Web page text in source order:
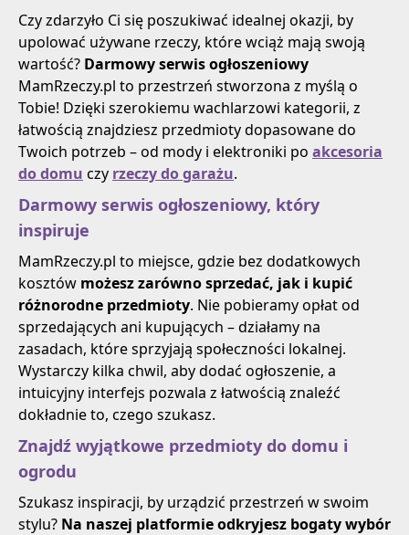
Czy zdarzyło Ci się poszukiwać idealnej okazji, by
upolować używane rzeczy, które wciąż mają swoją
wartość? Darmowy serwis ogłoszeniowy
MamRzeczy.pl to przestrzeń stworzona z myślą o
Tobie! Dzięki szerokiemu wachlarzowi kategorii, z
łatwością znajdziesz przedmioty dopasowane do
Twoich potrzeb – od mody i elektroniki po akcesoria
do domu czy rzeczy do garażu.
Darmowy serwis ogłoszeniowy, który
inspiruje
MamRzeczy.pl to miejsce, gdzie bez dodatkowych
kosztów możesz zarówno sprzedać, jak i kupić
różnorodne przedmioty. Nie pobieramy opłat od
sprzedających ani kupujących – działamy na
zasadach, które sprzyjają społeczności lokalnej.
Wystarczy kilka chwil, aby dodać ogłoszenie, a
intuicyjny interfejs pozwala z łatwością znaleźć
dokładnie to, czego szukasz.
Znajdź wyjątkowe przedmioty do domu i
ogrodu
Szukasz inspiracji, by urządzić przestrzeń w swoim
stylu? Na naszej platformie odkryjesz bogaty wybór